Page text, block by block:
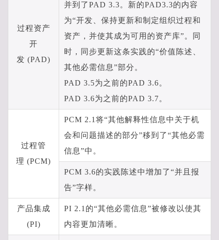
过程资产
开
发 (PAD)
并到了PAD 3.3。新的PAD3.3的内容
为“开发、保持更新和制定组织过程和
资产，并使其成为可用的资产库”。同
时，同步更新这条实践的“价值陈述、
其他必需信息”部分。
PAD 3.5为之前的PAD 3.6。
PAD 3.6为之前的PAD 3.7。
过程管
理 (PCM)
PCM 2.1将“其他解释性信息中关于机
会和问题描述的部分”移到了“其他必需
信息”中。
PCM 3.6的实践陈述中增加了“并且报
告”字样。
产品集成
(PI)
PI 2.1的“其他必需信息”被修改以使其
内容更加清晰。